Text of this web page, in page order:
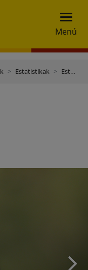
Menú
Estatistikak Estadísticas Forestales